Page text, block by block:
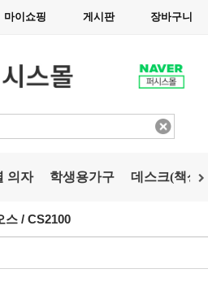
마이쇼핑 게시판 장바구니
의자 학생용가구 데스크(책상)
스 / CS2100